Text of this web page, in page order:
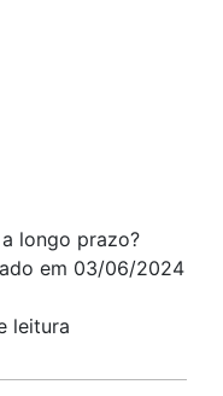
longo prazo?
em 03/06/2024
leitura